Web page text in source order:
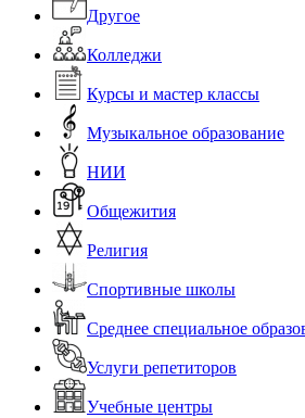
Другое
Колледжи
Курсы и мастер классы
Музыкальное образование
НИИ
Общежития
Религия
Спортивные школы
Среднее специальное
Услуги репетиторов
Учебные центры